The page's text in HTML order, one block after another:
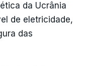
da Ucrânia
de eletricidade,
das